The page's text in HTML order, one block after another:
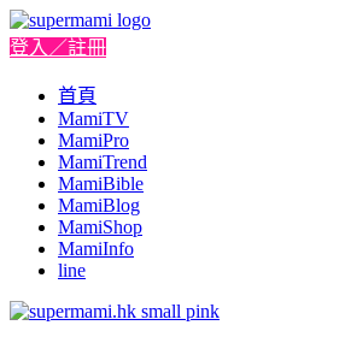
登入／註冊
首頁
MamiTV
MamiPro
MamiTrend
MamiBible
MamiBlog
MamiShop
MamiInfo
line